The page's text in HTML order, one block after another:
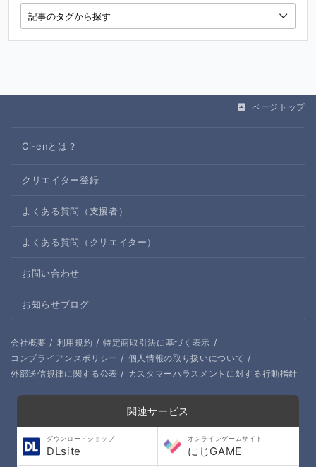
ページトップ
Ci-enとは？
クリエイター登録
よくある質問（支援者）
よくある質問（クリエイター）
お問い合わせ
お知らせブログ
会社概要 / 利用規約 / 特定商取引法に基づく表示 /
コンプライアンスポリシー / 個人情報の取り扱いについて /
外部送信規律に関する公表 / カスタマーハラスメントに対する行動指針
関連サービス
ダウンロードショップ
DLsite
オンラインゲームサイト
にじGAME